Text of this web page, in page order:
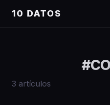
10 DATOS
#
3 artículos